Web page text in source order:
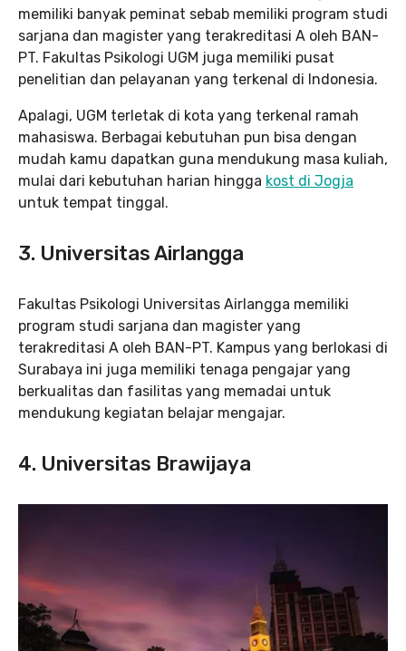
memiliki banyak peminat sebab memiliki program studi
sarjana dan magister yang terakreditasi A oleh BAN-
PT. Fakultas Psikologi UGM juga memiliki pusat
penelitian dan pelayanan yang terkenal di Indonesia.
Apalagi, UGM terletak di kota yang terkenal ramah
mahasiswa. Berbagai kebutuhan pun bisa dengan
mudah kamu dapatkan guna mendukung masa kuliah,
mulai dari kebutuhan harian hingga kost di Jogja
untuk tempat tinggal.
3. Universitas Airlangga
Fakultas Psikologi Universitas Airlangga memiliki
program studi sarjana dan magister yang
terakreditasi A oleh BAN-PT. Kampus yang berlokasi di
Surabaya ini juga memiliki tenaga pengajar yang
berkualitas dan fasilitas yang memadai untuk
mendukung kegiatan belajar mengajar.
4. Universitas Brawijaya